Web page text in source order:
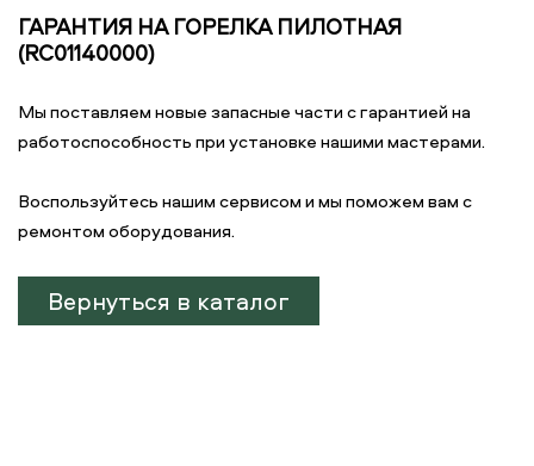
ГАРАНТИЯ НА ГОРЕЛКА ПИЛОТНАЯ
(RC01140000)
Мы поставляем новые запасные части с гарантией на
работоспособность при установке нашими мастерами.
Воспользуйтесь нашим сервисом и мы поможем вам с
ремонтом оборудования.
Вернуться в каталог